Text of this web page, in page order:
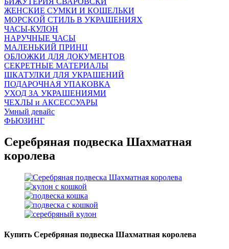
ЖЕНСКИЕ СУМКИ И КОШЕЛЬКИ
МОРСКОЙ СТИЛЬ В УКРАШЕНИЯХ
ЧАСЫ-КУЛОН
НАРУЧНЫЕ ЧАСЫ
МАЛЕНЬКИЙ ПРИНЦ
ОБЛОЖКИ ДЛЯ ДОКУМЕНТОВ
СЕКРЕТНЫЕ МАТЕРИАЛЫ
ШКАТУЛКИ ДЛЯ УКРАШЕНИЙ
ПОДАРОЧНАЯ УПАКОВКА
УХОД ЗА УКРАШЕНИЯМИ
ЧEХЛЫ и АКСЕССУАРЫ
Умный девайс
ФЬЮЗИНГ
Серебряная подвеска Шахматная
королева
Купить Серебряная подвеска Шахматная королева